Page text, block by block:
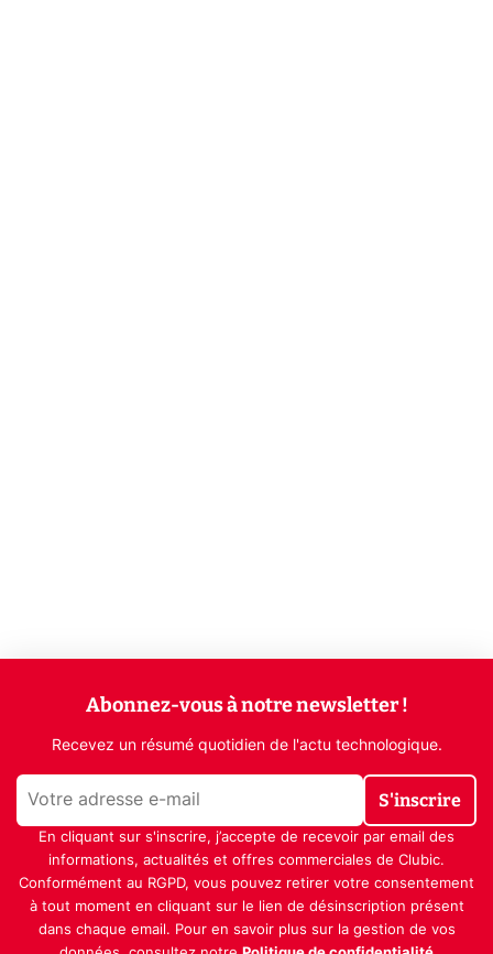
Abonnez-vous à notre newsletter !
Recevez un résumé quotidien de l'actu technologique.
S'inscrire
En cliquant sur s'inscrire, j’accepte de recevoir par email des
informations, actualités et offres commerciales de Clubic.
Conformément au RGPD, vous pouvez retirer votre consentement
à tout moment en cliquant sur le lien de désinscription présent
dans chaque email. Pour en savoir plus sur la gestion de vos